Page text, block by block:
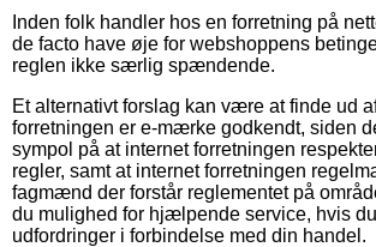
Inden folk handler hos en forretning på
de facto have øje for webshoppens
reglen ikke særlig spændende.
Et alternativt forslag kan være at finde ud
forretningen er e-mærke godkendt, siden
sympol på at internet forretningen
regler, samt at internet forretningen
fagmænd der forstår reglementet på
du mulighed for hjælpende service, hvis
udfordringer i forbindelse med din handel.